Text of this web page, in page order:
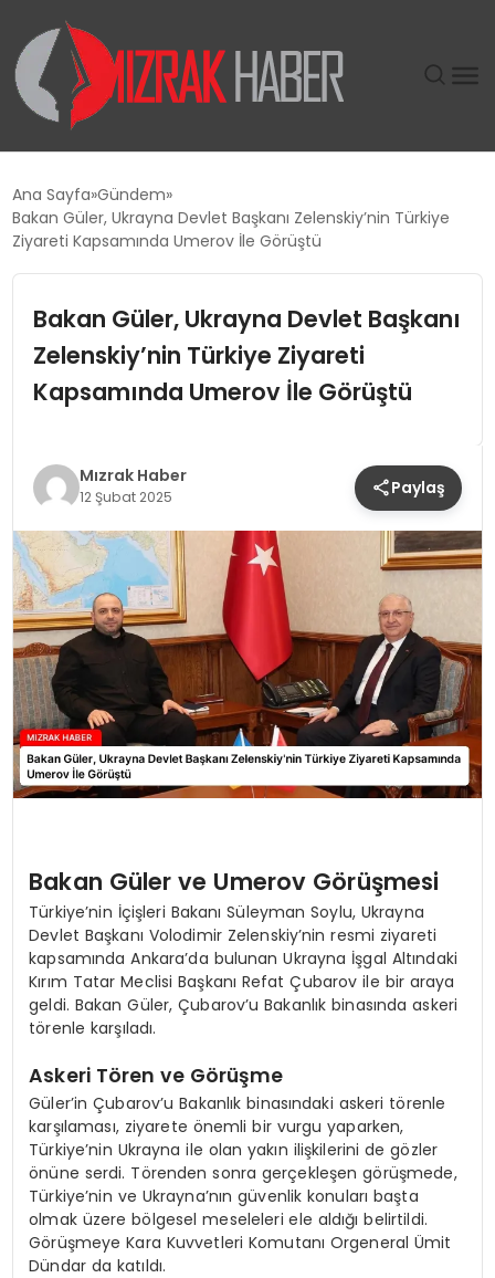
SIYASET
EKONOMI
SPOR
TEKNOLOJI
YAŞAM
Ana Sayfa Gündem
Bakan Güler, Ukrayna Devlet Başkanı Zelenskiy’nin Türkiye
Ziyareti Kapsamında Umerov İle Görüştü
Bakan Güler, Ukrayna Devlet Başkanı
Zelenskiy’nin Türkiye Ziyareti
Kapsamında Umerov İle Görüştü
Mızrak Haber
12 Şubat 2025 Paylaş
Bakan Güler ve Umerov Görüşmesi
Türkiye’nin İçişleri Bakanı Süleyman Soylu, Ukrayna
Devlet Başkanı Volodimir Zelenskiy’nin resmi ziyareti
kapsamında Ankara’da bulunan Ukrayna İşgal Altındaki
Kırım Tatar Meclisi Başkanı Refat Çubarov ile bir araya
geldi. Bakan Güler, Çubarov’u Bakanlık binasında askeri
törenle karşıladı.
Askeri Tören ve Görüşme
Güler’in Çubarov’u Bakanlık binasındaki askeri törenle
karşılaması, ziyarete önemli bir vurgu yaparken,
Türkiye’nin Ukrayna ile olan yakın ilişkilerini de gözler
önüne serdi. Törenden sonra gerçekleşen görüşmede,
Türkiye’nin ve Ukrayna’nın güvenlik konuları başta
olmak üzere bölgesel meseleleri ele aldığı belirtildi.
Görüşmeye Kara Kuvvetleri Komutanı Orgeneral Ümit
Dündar da katıldı.